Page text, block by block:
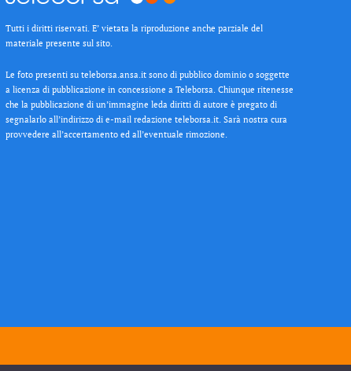
Tutti i diritti riservati. E’ vietata la riproduzione anche parziale del
materiale presente sul sito.
Le foto presenti su teleborsa.ansa.it sono di pubblico dominio o soggette
a licenza di pubblicazione in concessione a Teleborsa. Chiunque ritenesse
che la pubblicazione di un’immagine leda diritti di autore è pregato di
segnalarlo all’indirizzo di e-mail redazione teleborsa.it. Sarà nostra cura
provvedere all’accertamento ed all’eventuale rimozione.